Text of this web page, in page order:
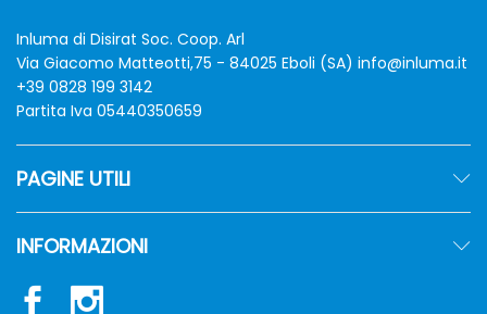
Inluma di Disirat Soc. Coop. Arl
Via Giacomo Matteotti,75 - 84025 Eboli (SA) info@inluma.it
+39 0828 199 3142
Partita Iva 05440350659
PAGINE UTILI
INFORMAZIONI